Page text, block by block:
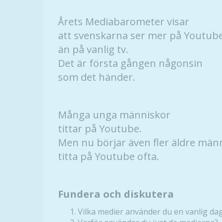
Årets Mediabarometer visar
att svenskarna ser mer på
än på vanlig tv.
Det är första gången någonsin
som det händer.
Många unga människor
tittar på Youtube.
Men nu börjar även fler äldre
titta på Youtube ofta.
Fundera och diskutera
Vilka medier använder du en vanlig